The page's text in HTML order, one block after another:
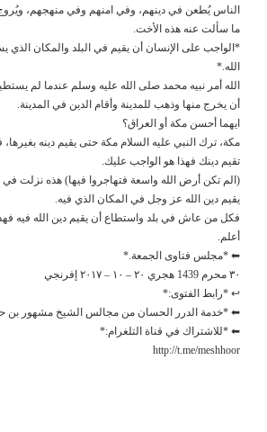
الناس يُطعن في دينهم، وفي امنهم وفي منهجهم، ويُروج
ما سألت عنه هذه الأخت.
*الواجب على الإنسان أن يقيم في البلد والمكان الذي
الله.*
الله أمر نبيه محمد صلى الله عليه وسلم عندما لم
أن يخرج منها وذهب للمدينة وأقام الدين في المدينة.
ايهما أحسن مكة أو العراق؟
مكة، ترك النبي عليه السلام مكة حتى يقيم دينه
تقيم دينك فهذا هو الواجب عليك.
(الم تكن أرض الله واسعة فتهاجروا فيها) هذه نزلت
يقيم دين الله عز وجل في المكان الذي فيه.
فكل من عاش في بلد واستطاع أن يقيم دين الله فيه
أعلم.
⬅ *مجلس فتاوى الجمعة.*
٣٠ محرم 1439 هجري ٢٠ – ١٠ – ٢٠١٧ إفرنجي
↩ *رابط الفتوى:*
⬅ *خدمة الدرر الحسان من مجالس الشيخ مشهور
⬅ *للاشتراك في قناة التلغرام:*
http://t.me/meshhoor